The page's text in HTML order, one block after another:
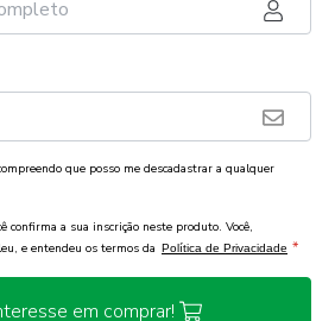
que posso me descadastrar a qualquer
confirma a sua inscrição neste produto. Você,
e entendeu os termos da Política de Privacidade *
em comprar!